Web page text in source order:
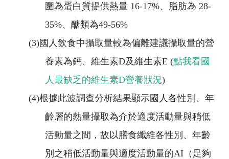
圍為蛋白質提供熱量 16-17%、脂肪為 28-
35%、醣類為49-56%
(3)國人飲食中攝取量較為偏離建議攝取量的營
養素為鈣、維生素D及維生素E (點我看國
人最缺乏的維生素D營養狀況)
(4)根據此波調查分析結果顯示國人各性別、年
齡層的熱量攝取為介於適度活動量與稍低
活動量之間，故以膳食纖維各性別、年齡
別之稍低活動量與適度活動量的AI （足夠